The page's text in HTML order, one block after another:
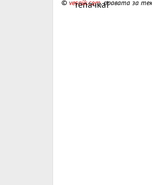
© vesnik.com, правата за